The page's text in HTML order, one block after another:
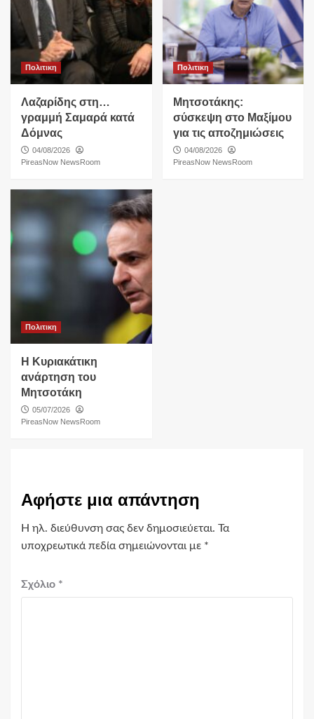
Πολιτικη
Λαζαρίδης στη…
γραμμή Σαμαρά κατά
Δόμνας
04/08/2026
PireasNow NewsRoom
Πολιτικη
Μητσοτάκης:
σύσκεψη στο Μαξίμου
για τις αποζημιώσεις
04/08/2026
PireasNow NewsRoom
Πολιτικη
Η Κυριακάτικη
ανάρτηση του
Μητσοτάκη
05/07/2026
PireasNow NewsRoom
Αφήστε μια απάντηση
Η ηλ. διεύθυνση σας δεν δημοσιεύεται. Τα
υποχρεωτικά πεδία σημειώνονται με *
Σχόλιο *